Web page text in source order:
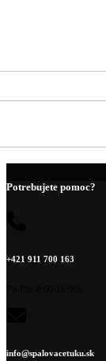
Potrebujete pomoc?
+421 911 700 163
info@spalovacetuku.sk